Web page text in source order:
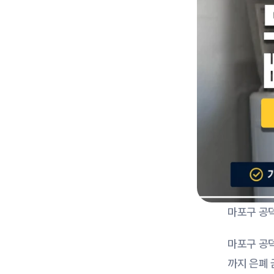
마포구 공
마포구 공
까지 은폐